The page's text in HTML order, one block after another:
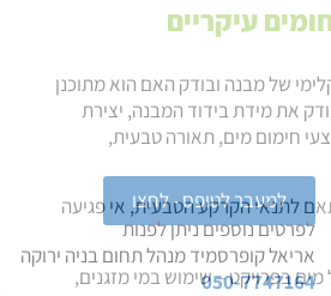
של מבנה ובודק האם הוא מתוכנן
את מידת בידוד המבנה, יצירת
חימום מים, תאורה טבעית,
לתנאי הקרקע הטבעית, אי פגיעה
מים בפרויקט – שימוש במי מזגנים,
למעבר לטופס - לחצו
לפרטים נוספים ניתן לפנות
אריאל קופרסמיד מנהל תחום בניה ירוקה
050-7747164